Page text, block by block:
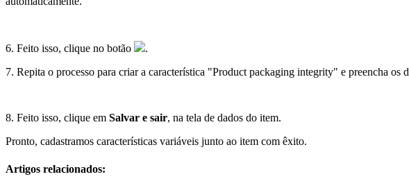
6. Feito isso, clique no botão
.
7. Repita o processo para criar a característica "Product packaging integrity" e preencha os
8. Feito isso, clique em Salvar e sair, na tela de dados do item.
Pronto, cadastramos características variáveis junto ao item com êxito.
Artigos relacionados: